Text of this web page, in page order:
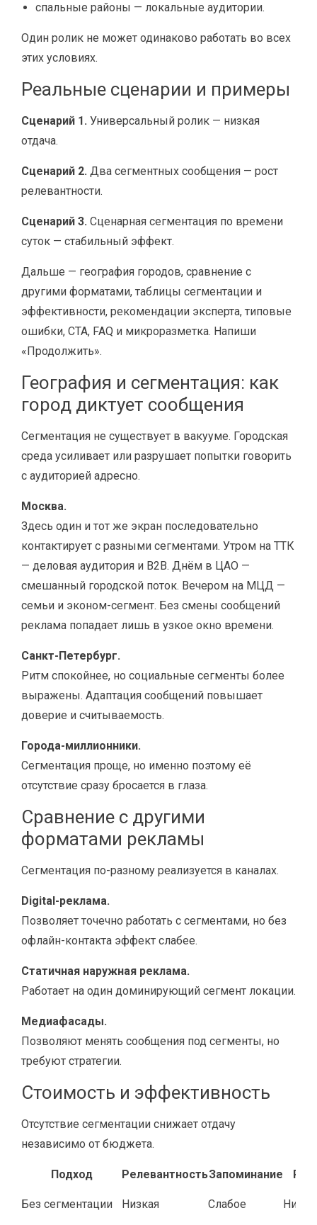
спальные районы — локальные аудитории.
Один ролик не может одинаково работать во всех
этих условиях.
Реальные сценарии и примеры
Сценарий 1. Универсальный ролик — низкая
отдача.
Сценарий 2. Два сегментных сообщения — рост
релевантности.
Сценарий 3. Сценарная сегментация по времени
суток — стабильный эффект.
Дальше — география городов, сравнение с
другими форматами, таблицы сегментации и
эффективности, рекомендации эксперта, типовые
ошибки, CTA, FAQ и микроразметка. Напиши
«Продолжить».
География и сегментация: как
город диктует сообщения
Сегментация не существует в вакууме. Городская
среда усиливает или разрушает попытки говорить
с аудиторией адресно.
Москва.
Здесь один и тот же экран последовательно
контактирует с разными сегментами. Утром на ТТК
— деловая аудитория и B2B. Днём в ЦАО —
смешанный городской поток. Вечером на МЦД —
семьи и эконом-сегмент. Без смены сообщений
реклама попадает лишь в узкое окно времени.
Санкт-Петербург.
Ритм спокойнее, но социальные сегменты более
выражены. Адаптация сообщений повышает
доверие и считываемость.
Города-миллионники.
Сегментация проще, но именно поэтому её
отсутствие сразу бросается в глаза.
Сравнение с другими
форматами рекламы
Сегментация по-разному реализуется в каналах.
Digital-реклама.
Позволяет точечно работать с сегментами, но без
офлайн-контакта эффект слабее.
Статичная наружная реклама.
Работает на один доминирующий сегмент локации.
Медиафасады.
Позволяют менять сообщения под сегменты, но
требуют стратегии.
Стоимость и эффективность
Отсутствие сегментации снижает отдачу
независимо от бюджета.
Подход РелевантностьЗапоминание
Без сегментации Низкая Слабое